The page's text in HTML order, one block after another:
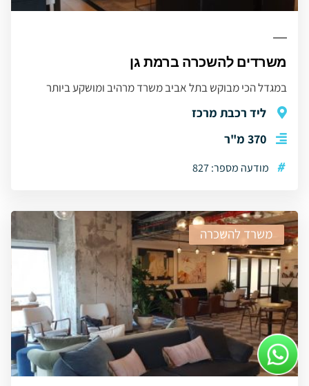
משרדים להשכרה ברמת גן
במגדל הכי מבוקש בתל אביב משרד מרהיב ומושקע ביותר
ליד רכבת מרכז
370 מ"ר
# מודעה מספר: 827
משרד להשכרה